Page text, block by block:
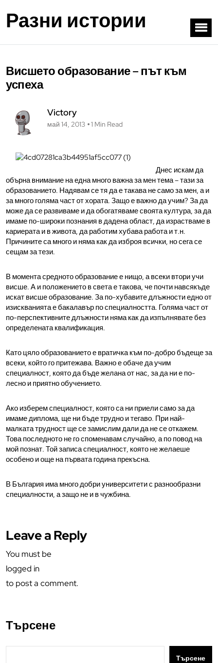
Разни истории
Висшето образование – път към
успеха
Victory
май 14, 2013 1 Min Read
Днес искам да
обърна внимание на една много важна за мен тема – тази за
образованието. Надявам се тя да е такава не само за мен, а и
за много голяма част от хората. Защо е важно да учим? За да
може да се развиваме и да обогатяваме своята култура, за да
имаме по-широки познания в дадена област, да израстваме в
кариерата и в живота, да работим хубава работа и т.н.
Причините са много и няма как да изброя всички, но сега се
сещам за тези.
В момента средното образование е нищо, а всеки втори учи
висше. А и положението в света е такова, че почти навсякъде
искат висше образование. За по-хубавите длъжности едно от
изискванията е бакалавър по специалността. Голяма част от
по-перспективните длъжности няма как да изпълнявате без
определената квалификация.
Като цяло образованието е вратичка към по-добро бъдеще за
всеки, който го притежава. Важно е обаче да учим
специалност, която да бъде желана от нас, за да ни е по-
лесно и приятно обучението.
Ако изберем специалност, която са ни приели само за да
имаме диплома, ще ни бъде трудно и тегаво. При най-
малката трудност ще се замислим дали да не се откажем.
Това последното не го споменавам случайно, а по повод на
мой познат. Той записа специалност, която не желаеше
особено и още на първата година прекъсна.
В България има много добри университети с разнообразни
специалности, а защо не и в чужбина.
Leave a Reply
You must be
logged in
to post a comment.
Търсене
Търсене